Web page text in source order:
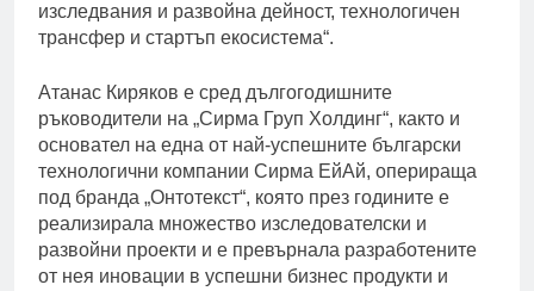
изследвания и развойна дейност, технологичен
трансфер и стартъп екосистема“.
Атанас Киряков е сред дългогодишните
ръководители на „Сирма Груп Холдинг“, както и
основател на една от най-успешните български
технологични компании Сирма ЕйАй, оперираща
под бранда „Онтотекст“, която през годините е
реализирала множество изследователски и
развойни проекти и е превърнала разработените
от нея иновации в успешни бизнес продукти и